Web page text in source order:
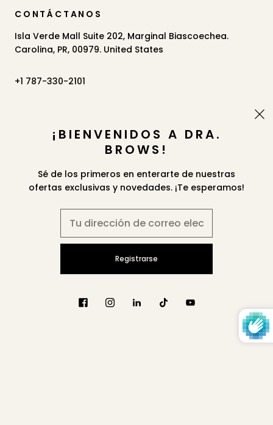
CONTÁCTANOS
Isla Verde Mall Suite 202, Marginal Biascoechea.
Carolina, PR, 00979. United States
+1 787-330-2101
REGISTRARSE
USD $
¡BIENVENIDOS A DRA.
BROWS!
Sé de los primeros en enterarte de nuestras
ofertas exclusivas y novedades. ¡Te esperamos!